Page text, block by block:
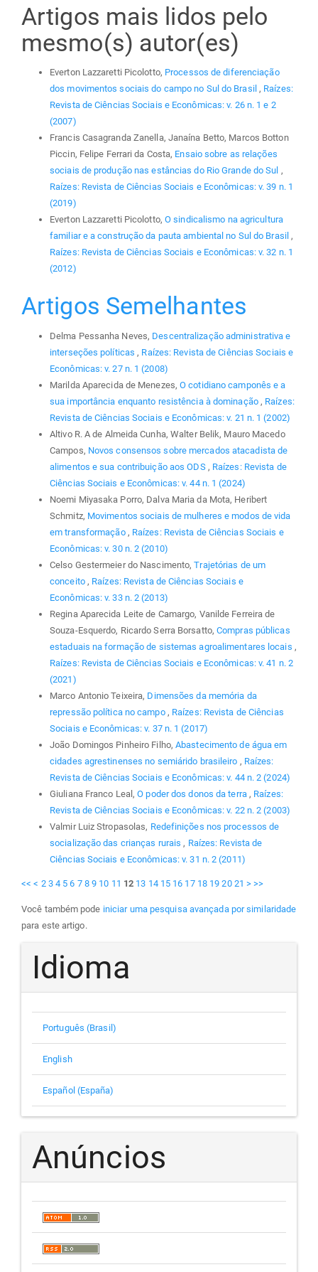
Artigos mais lidos pelo
mesmo(s) autor(es)
Everton Lazzaretti Picolotto, Processos de diferenciação
dos movimentos sociais do campo no Sul do Brasil , Raízes:
Revista de Ciências Sociais e Econômicas: v. 26 n. 1 e 2
(2007)
Francis Casagranda Zanella, Janaína Betto, Marcos Botton
Piccin, Felipe Ferrari da Costa, Ensaio sobre as relações
sociais de produção nas estâncias do Rio Grande do Sul ,
Raízes: Revista de Ciências Sociais e Econômicas: v. 39 n. 1
(2019)
Everton Lazzaretti Picolotto,O sindicalismo na agricultura
familiar e a construção da pauta ambiental no Sul do Brasil,
Raízes: Revista de Ciências Sociais e Econômicas: v. 32 n. 1
(2012)
Artigos Semelhantes
Delma Pessanha Neves, Descentralização administrativa e
interseções políticas , Raízes: Revista de Ciências Sociais e
Econômicas: v. 27 n. 1 (2008)
Marilda Aparecida de Menezes,O cotidiano camponês e a
sua importância enquanto resistência à dominação , Raízes:
Revista de Ciências Sociais e Econômicas: v. 21 n. 1 (2002)
Altivo R. A de Almeida Cunha, Walter Belik, Mauro Macedo
Campos, Novos consensos sobre mercados atacadista de
alimentos e sua contribuição aos ODS , Raízes: Revista de
Ciências Sociais e Econômicas: v. 44 n. 1 (2024)
Noemi Miyasaka Porro, Dalva Maria da Mota, Heribert
Schmitz, Movimentos sociais de mulheres e modos de vida
em transformação , Raízes: Revista de Ciências Sociais e
Econômicas: v. 30 n. 2 (2010)
Celso Gestermeier do Nascimento,Trajetórias de um
conceito , Raízes: Revista de Ciências Sociais e
Econômicas: v. 33 n. 2 (2013)
Regina Aparecida Leite de Camargo, Vanilde Ferreira de
Souza-Esquerdo, Ricardo Serra Borsatto,Compras públicas
estaduais na formação de sistemas agroalimentares locais ,
Raízes: Revista de Ciências Sociais e Econômicas: v. 41 n. 2
(2021)
Marco Antonio Teixeira, Dimensões da memória da
repressão política no campo , Raízes: Revista de Ciências
Sociais e Econômicas: v. 37 n. 1 (2017)
João Domingos Pinheiro Filho,Abastecimento de água em
cidades agrestinenses no semiárido brasileiro , Raízes:
Revista de Ciências Sociais e Econômicas: v. 44 n. 2 (2024)
Giuliana Franco Leal,O poder dos donos da terra , Raízes:
Revista de Ciências Sociais e Econômicas: v. 22 n. 2 (2003)
Valmir Luiz Stropasolas, Redefinições nos processos de
socialização das crianças rurais , Raízes: Revista de
Ciências Sociais e Econômicas: v. 31 n. 2 (2011)
<< < 2 3 4 5 6 7 8 9 10 11 12 13 14 15 16 17 18 19 20 21 > >>
Você também pode iniciar uma pesquisa avançada por similaridade
para este artigo.
Idioma
Português (Brasil)
English
Español (España)
Anúncios